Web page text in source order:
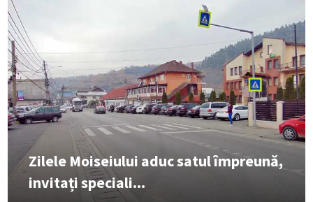
Zilele Moiseiului aduc satul împreună,
invitați speciali...